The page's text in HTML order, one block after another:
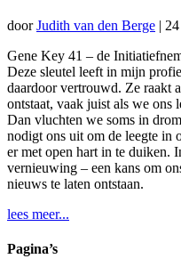
doorJudith van den Berge |
Gene Key 41 – de
Deze sleutel leeft in mijn
daardoor vertrouwd. Ze raakt
ontstaat, vaak juist als we
Dan vluchten we soms in
nodigt ons uit om de leegte in
er met open hart in te duiken.
vernieuwing – een kans om
nieuws te laten ontstaan.
lees meer...
Pagina’s